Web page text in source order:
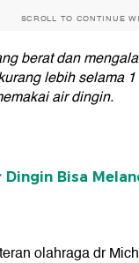
SCROLL TO CONTINUE
berat dan
lebih selama
air dingin.
Bisa
olahraga dr